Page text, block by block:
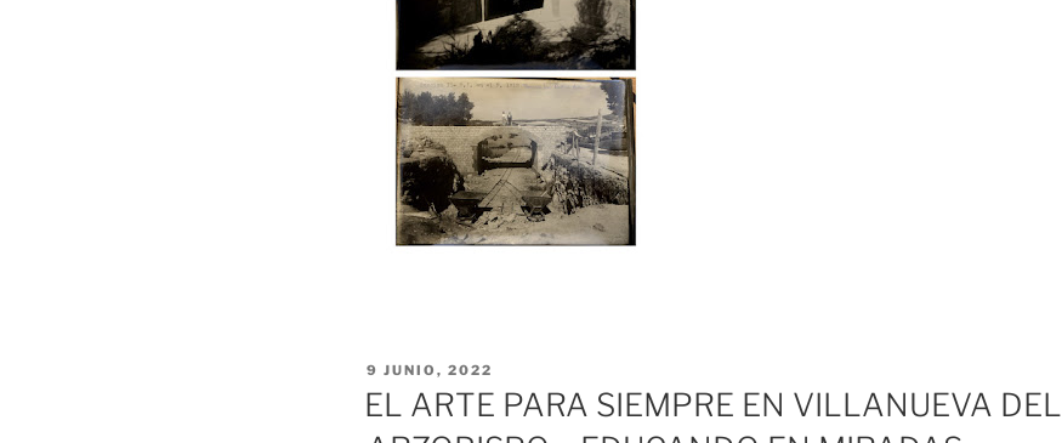
PUBLICADO
EL
9 JUNIO, 2022
EL ARTE PARA SIEMPRE EN VILLANUEVA DEL